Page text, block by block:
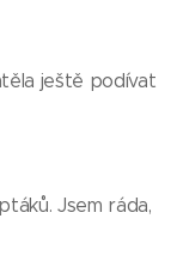
ještě podívat
Jsem ráda,